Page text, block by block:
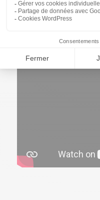
faire soit en inter
(dans vos locaux).